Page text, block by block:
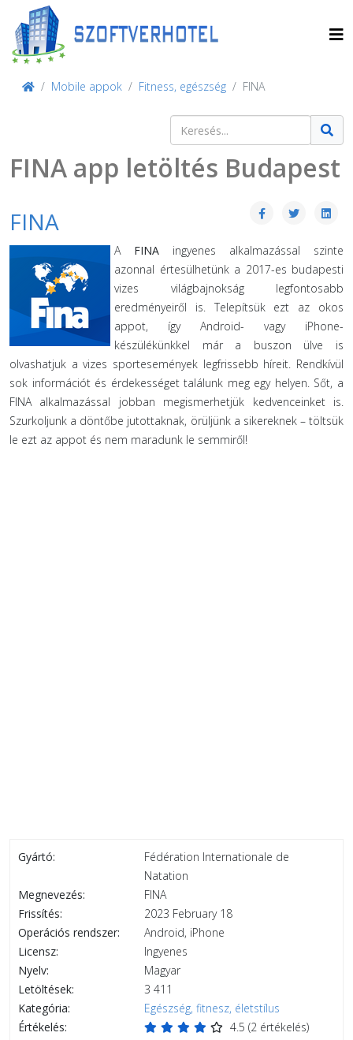
Mobile appok Fitness, egészség FINA
Keresés
FINA app letöltés Budapest
FINA
A FINA ingyenes alkalmazással szinte
azonnal értesülhetünk a 2017-es budapesti
vizes világbajnokság legfontosabb
eredményeiről is. Telepítsük ezt az okos
appot, így Android- vagy iPhone-
készülékünkkel már a buszon ülve is
olvashatjuk a vizes sportesemények legfrissebb híreit. Rendkívül
sok információt és érdekességet találunk meg egy helyen. Sőt, a
FINA alkalmazással jobban megismerhetjük kedvenceinket is.
Szurkoljunk a döntőbe jutottaknak, örüljünk a sikereknek – töltsük
le ezt az appot és nem maradunk le semmiről!
Gyártó:
Fédération Internationale de
Natation
Megnevezés:
FINA
Frissítés:
2023 February 18
Operációs rendszer:
Android, iPhone
Licensz:
Ingyenes
Nyelv:
Magyar
Letöltések:
3 411
Kategória:
Egészség, fitnesz, életstílus
Értékelés:
4.5 (2 értékelés)